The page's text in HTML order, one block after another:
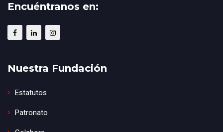
Encuéntranos en:
Nuestra Fundación
Estatutos
Patronato